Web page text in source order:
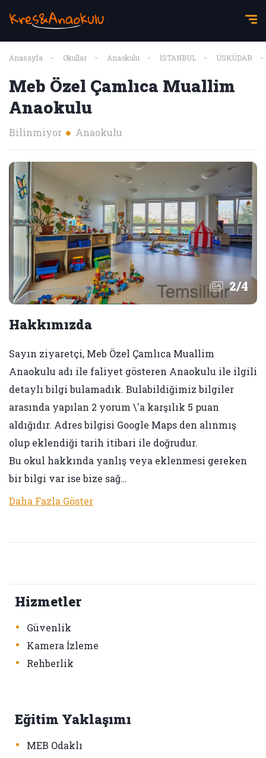
Anasayfa Okullar Anaokulu İSTANBUL ÜSKÜDAR
Meb Özel Çamlıca Muallim
Anaokulu
Bilinmiyor Anaokulu
2/4
Hakkımızda
Sayın ziyaretçi, Meb Özel Çamlıca Muallim
Anaokulu adı ile faliyet gösteren Anaokulu ile ilgili
detaylı bilgi bulamadık. Bulabildiğimiz bilgiler
arasında yapılan 2 yorum \'a karşılık 5 puan
aldığıdır. Adres bilgisi Google Maps den alınmış
olup eklendiği tarih itibari ile doğrudur.
Bu okul hakkında yanlış veya eklenmesi gereken
bir bilgi var ise bize sağ…
Daha Fazla Göster
Hizmetler
• Güvenlik
• Kamera İzleme
• Rehberlik
Eğitim Yaklaşımı
• MEB Odaklı